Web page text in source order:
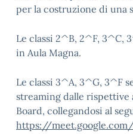
per la costruzione di una
Le classi 2^B, 2^F, 3^C,
in Aula Magna.
Le classi 3^A, 3^G, 3^F
streaming dalle
Board, collegandosi al
https://